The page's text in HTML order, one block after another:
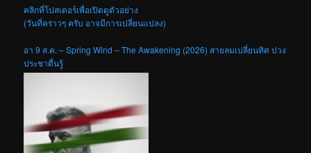
คลิกที่โปสเตอร์เพื่อเปิดดูตัวอย่าง
(วันที่คร่าวๆ ครับ อาจมีการเปลี่ยนแปลง)
อา 9 ส.ค. – Spring Wind – The Awakening (2026) สายลมเปลี่ยนทิศ ปวง
ประชาตื่นรู้